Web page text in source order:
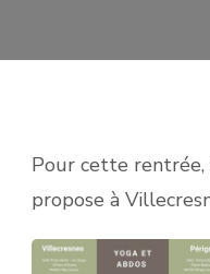
Pour cette rentrée,
propose à